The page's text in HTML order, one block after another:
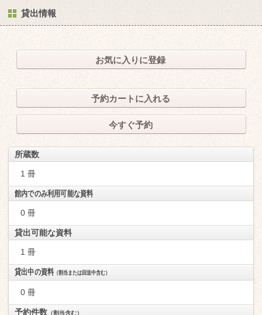
貸出情報
お気に入りに登録
予約カートに入れる
今すぐ予約
所蔵数
1 冊
館内でのみ利用可能な資料
0 冊
貸出可能な資料
1 冊
貸出中の資料（割当または回送中含む）
0 冊
予約件数 （割当含む）